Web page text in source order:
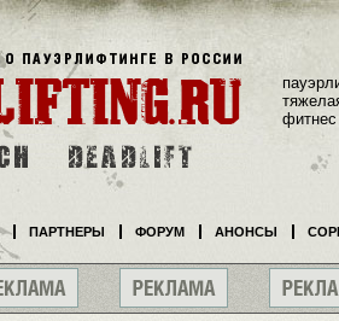
фитнес
ПАРТНЕРЫ ФОРУМ АНОНСЫ